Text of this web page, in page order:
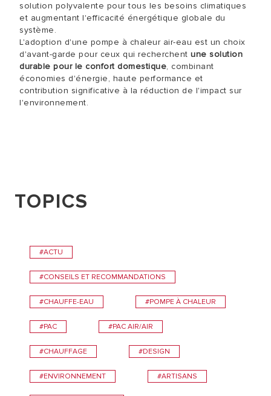
solution polyvalente pour tous les besoins climatiques
et augmentant l'efficacité énergétique globale du
système.
L'adoption d'une pompe à chaleur air-eau est un choix
d'avant-garde pour ceux qui recherchent une solution
durable pour le confort domestique, combinant
économies d'énergie, haute performance et
contribution significative à la réduction de l'impact sur
l'environnement.
TOPICS
#ACTU
#CONSEILS ET RECOMMANDATIONS
#CHAUFFE-EAU #POMPE À CHALEUR
#PAC #PAC AIR/AIR
#CHAUFFAGE #DESIGN
#ENVIRONNEMENT #ARTISANS